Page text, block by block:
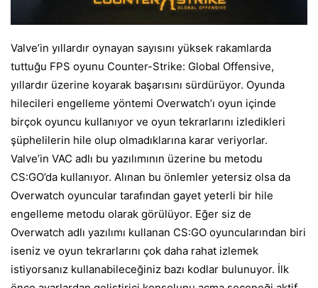
Valve’in yıllardır oynayan sayısını yüksek rakamlarda
tuttuğu FPS oyunu Counter-Strike: Global Offensive,
yıllardır üzerine koyarak başarısını sürdürüyor. Oyunda
hilecileri engelleme yöntemi Overwatch’ı oyun içinde
birçok oyuncu kullanıyor ve oyun tekrarlarını izledikleri
şüphelilerin hile olup olmadıklarına karar veriyorlar.
Valve’in VAC adlı bu yazılımının üzerine bu metodu
CS:GO’da kullanıyor. Alınan bu önlemler yetersiz olsa da
Overwatch oyuncular tarafından gayet yeterli bir hile
engelleme metodu olarak görülüyor. Eğer siz de
Overwatch adlı yazılımı kullanan CS:GO oyuncularından biri
iseniz ve oyun tekrarlarını çok daha rahat izlemek
istiyorsanız kullanabileceğiniz bazı kodlar bulunuyor. İlk